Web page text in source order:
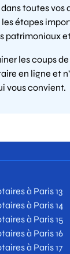
toutes vos
étapes
patrimoniaux
les coups
en ligne et
vous convient.
à Paris 13
à Paris 14
à Paris 15
à Paris 16
à Paris 17